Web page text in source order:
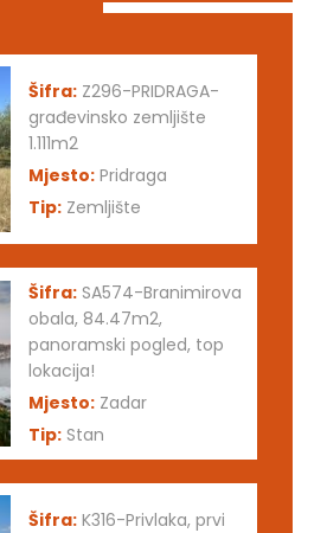
Šifra: Z296-PRIDRAGA-
građevinsko zemljište
1.111m2
Mjesto: Pridraga
Tip: Zemljište
Šifra: SA574-Branimirova
obala, 84.47m2,
panoramski pogled, top
lokacija!
Mjesto: Zadar
Tip: Stan
Šifra: K316-Privlaka, prvi